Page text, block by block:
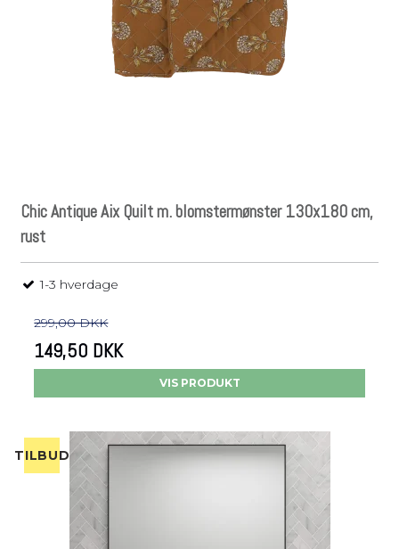
Chic Antique Aix Quilt m. blomstermønster 130x180 cm,
rust
1-3 hverdage
299,00 DKK
149,50 DKK
VIS PRODUKT
TILBUD